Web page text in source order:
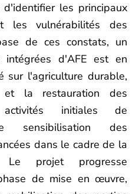
les principaux
les vulnérabilités des
de ces constats, un
intégrées d'AFE est en
sur l'agriculture durable,
la restauration des
activités initiales de
sensibilisation des
dans le cadre de la
Le projet progresse
de mise en œuvre,